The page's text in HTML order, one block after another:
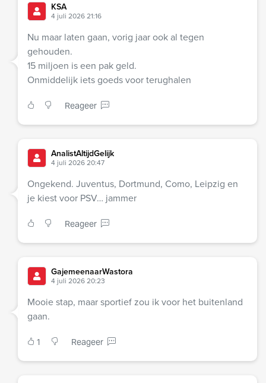
KSA
4 juli 2026 21:16
Nu maar laten gaan, vorig jaar ook al tegen
gehouden.
15 miljoen is een pak geld.
Onmiddelijk iets goeds voor terughalen
Reageer
AnalistAltijdGelijk
4 juli 2026 20:47
Ongekend. Juventus, Dortmund, Como, Leipzig en
je kiest voor PSV… jammer
Reageer
GajemeenaarWastora
4 juli 2026 20:23
Mooie stap, maar sportief zou ik voor het buitenland
gaan.
1 Reageer